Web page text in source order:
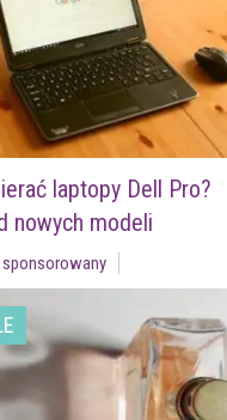
laptopy Dell Pro?
nowych modeli